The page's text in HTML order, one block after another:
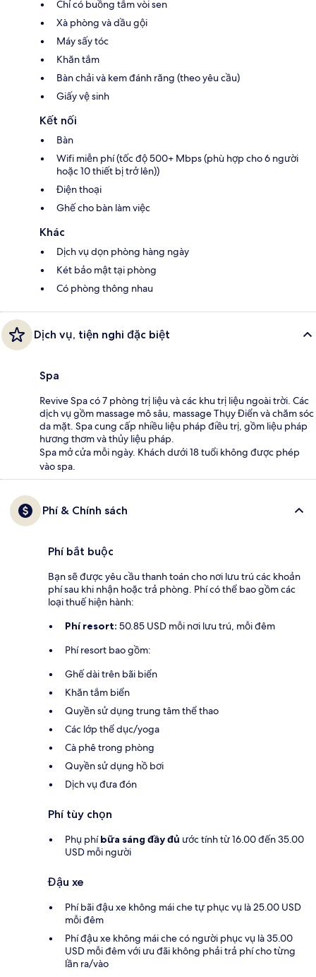
Chỉ có buồng tắm vòi sen
Xà phòng và dầu gội
Máy sấy tóc
Khăn tắm
Bàn chải và kem đánh răng (theo yêu cầu)
Giấy vệ sinh
Kết nối
Bàn
Wifi miễn phí (tốc độ 500+ Mbps (phù hợp cho 6 người
hoặc 10 thiết bị trở lên))
Điện thoại
Ghế cho bàn làm việc
Khác
Dịch vụ dọn phòng hàng ngày
Két bảo mật tại phòng
Có phòng thông nhau
Dịch vụ, tiện nghi đặc biệt
Spa
Revive Spa có 7 phòng trị liệu và các khu trị liệu ngoài trời. Các
dịch vụ gồm massage mô sâu, massage Thụy Điển và chăm sóc
da mặt. Spa cung cấp nhiều liệu pháp điều trị, gồm liệu pháp
hương thơm và thủy liệu pháp.
Spa mở cửa mỗi ngày. Khách dưới 18 tuổi không được phép
vào spa.
Phí & Chính sách
Phí bắt buộc
Bạn sẽ được yêu cầu thanh toán cho nơi lưu trú các khoản
phí sau khi nhận hoặc trả phòng. Phí có thể bao gồm các
loại thuế hiện hành:
Phí resort: 50.85 USD mỗi nơi lưu trú, mỗi đêm
Phí resort bao gồm:
Ghế dài trên bãi biển
Khăn tắm biển
Quyền sử dụng trung tâm thể thao
Các lớp thể dục/yoga
Cà phê trong phòng
Quyền sử dụng hồ bơi
Dịch vụ đưa đón
Phí tùy chọn
Phụ phíbữa sáng đầy đủ ước tính từ 16.00 đến 35.00
USD mỗi người
Đậu xe
Phí bãi đậu xe không mái che tự phục vụ là 25.00 USD
mỗi đêm
Phí đậu xe không mái che có người phục vụ là 35.00
USD mỗi đêm với ưu đãi không phải trả phí cho từng
lần ra/vào